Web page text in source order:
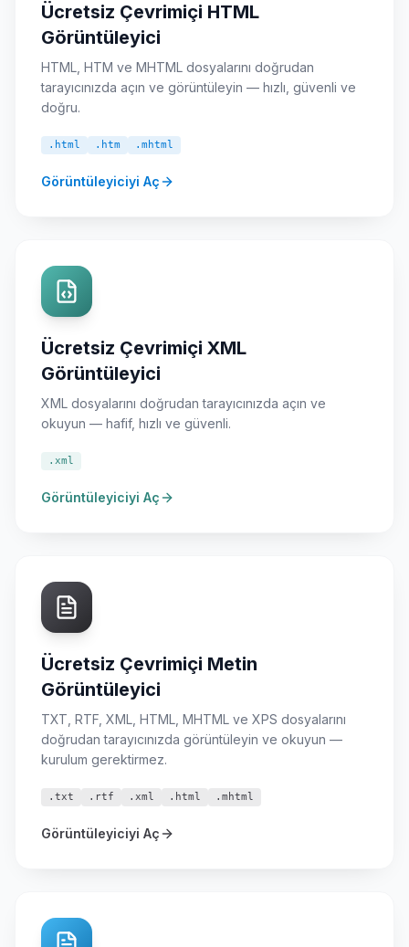
Ücretsiz Çevrimiçi HTML
Görüntüleyici
HTML, HTM ve MHTML dosyalarını doğrudan
tarayıcınızda açın ve görüntüleyin — hızlı, güvenli ve
doğru.
.html .htm .mhtml
Görüntüleyiciyi Aç
Ücretsiz Çevrimiçi XML
Görüntüleyici
XML dosyalarını doğrudan tarayıcınızda açın ve
okuyun — hafif, hızlı ve güvenli.
.xml
Görüntüleyiciyi Aç
Ücretsiz Çevrimiçi Metin
Görüntüleyici
TXT, RTF, XML, HTML, MHTML ve XPS dosyalarını
doğrudan tarayıcınızda görüntüleyin ve okuyun —
kurulum gerektirmez.
.txt .rtf .xml .html .mhtml
Görüntüleyiciyi Aç